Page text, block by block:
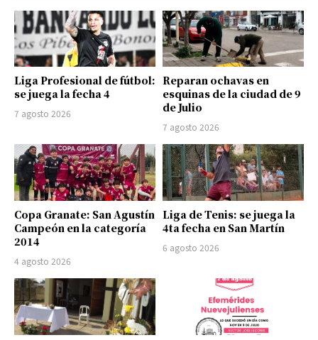
Liga Profesional de fútbol:
se juega la fecha 4
7 agosto 2026
Reparan ochavas en
esquinas de la ciudad de 9
de Julio
7 agosto 2026
Copa Granate: San Agustín
Campeón en la categoría
2014
4 agosto 2026
Liga de Tenis: se juega la
4ta fecha en San Martín
6 agosto 2026